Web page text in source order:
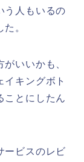
う人もいるの
。
いいかも、
イキングボト
とにしたん
ービスのレビ